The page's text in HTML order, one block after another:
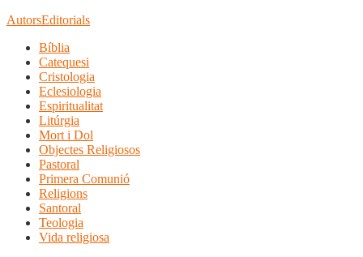
AutorsEditorials
Bíblia
Catequesi
Cristologia
Eclesiologia
Espiritualitat
Litúrgia
Mort i Dol
Objectes Religiosos
Pastoral
Primera Comunió
Religions
Santoral
Teologia
Vida religiosa